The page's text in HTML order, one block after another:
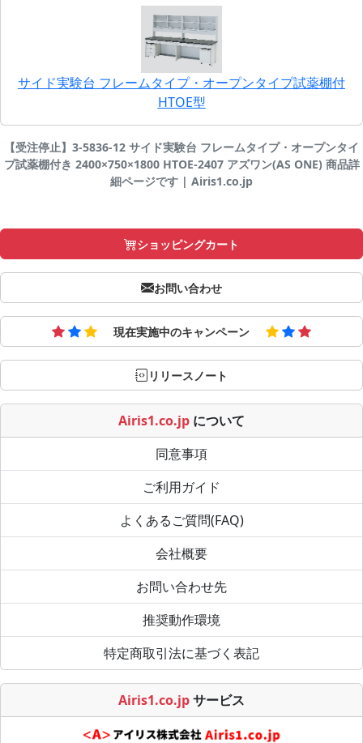
サイド実験台 フレームタイプ・オープンタイプ試薬棚付
HTOE型
【受注停止】3-5836-12 サイド実験台 フレームタイプ・オープンタイ
プ試薬棚付き 2400×750×1800 HTOE-2407 アズワン(AS ONE) 商品詳
細ページです | Airis1.co.jp
ショッピングカート
お問い合わせ
現在実施中のキャンペーン
リリースノート
Airis1.co.jp について
同意事項
ご利用ガイド
よくあるご質問(FAQ)
会社概要
お問い合わせ先
推奨動作環境
特定商取引法に基づく表記
Airis1.co.jpサービス